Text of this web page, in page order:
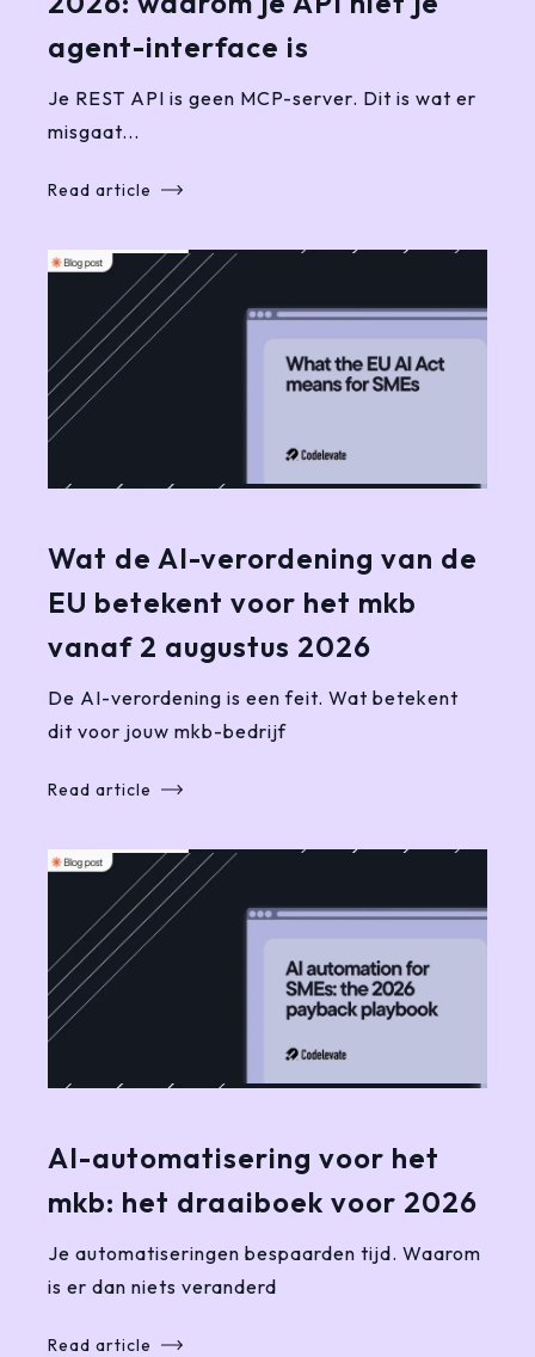
agent-interface is
Je REST API is geen MCP-server. Dit is wat er
misgaat...
Read article
Wat de AI-verordening van de
EU betekent voor het mkb
vanaf 2 augustus 2026
De AI-verordening is een feit. Wat betekent
dit voor jouw mkb-bedrijf
Read article
AI-automatisering voor het
mkb: het draaiboek voor 2026
Je automatiseringen bespaarden tijd. Waarom
is er dan niets veranderd
Read article